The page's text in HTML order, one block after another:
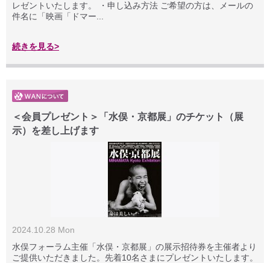
レゼントいたします。 ・申し込み方法 ご希望の方は、メールの
件名に「映画「ドマー...
続きを見る>
＜会員プレゼント＞「水俣・京都展」のチケット（展
示）を差し上げます
2024.10.28 Mon
水俣フォーラム主催「水俣・京都展」の展示招待券を主催者より
ご提供いただきました。先着10名さまにプレゼントいたします。